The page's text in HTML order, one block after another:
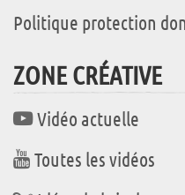
Politique protection
ZONE CRÉATIVE
Vidéo actuelle
Toutes les vidéos